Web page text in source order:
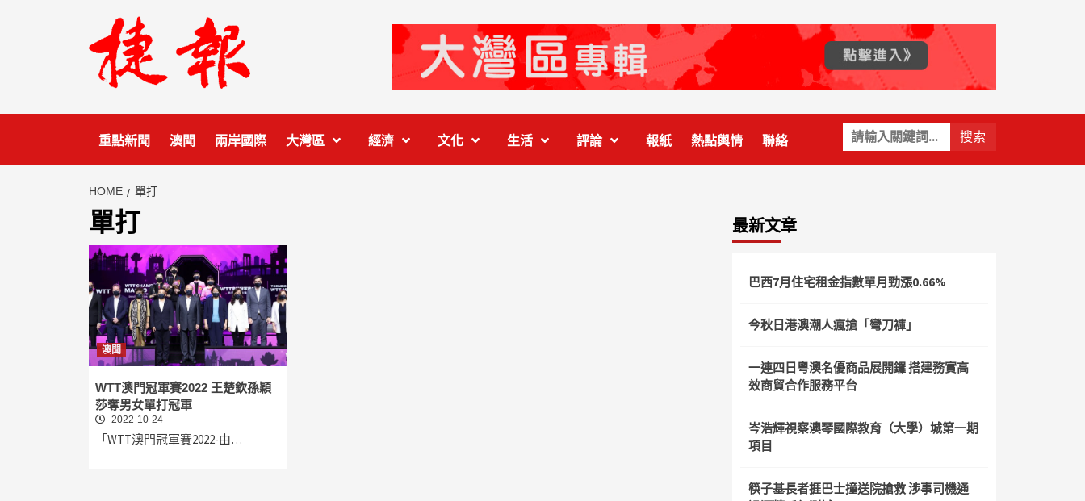
關
鍵
字:
重點新聞 澳聞 兩岸國際 大灣區 經濟 文化 生活 評論 報紙 熱點輿情 聯絡
HOME 單打
單打
澳聞
WTT澳門冠軍賽2022 王楚欽孫穎
莎奪男女單打冠軍
2022-10-24
「WTT澳門冠軍賽2022-由…
最新文章
巴西7月住宅租金指數單月勁漲0.66%
今秋日港澳潮人瘋搶「彎刀褲」
一連四日粵澳名優商品展開鑼 搭建務實高
效商貿合作服務平台
岑浩輝視察澳琴國際教育（大學）城第一期
項目
筷子基長者捱巴士撞送院搶救 涉事司機通